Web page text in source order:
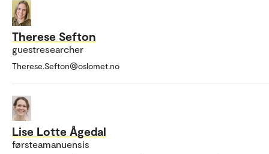
Therese Sefton
guestresearcher
Therese.Sefton@oslomet.no
Lise Lotte Ågedal
førsteamanuensis